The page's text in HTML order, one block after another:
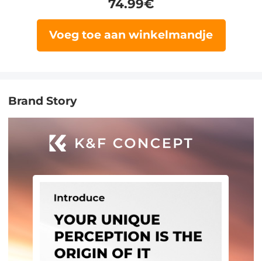
74.99€
Voeg toe aan winkelmandje
Brand Story